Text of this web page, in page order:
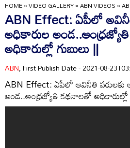
HOME»VIDEO GALLERY»ABN VIDEOS»
ABN Effect: ఏపీలో
అధికారుల
అధికారుల్లో గుబులు ||
ABN, First Publish Date - 2021-08-
ABN Effect: ఏపీలో అవినీతి పరులకు
అండ..ఆంధ్రజ్యోతి కథనాలతో అధికారుల్లో